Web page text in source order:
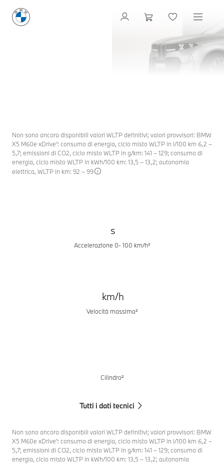
MODELLI
BMW X5 M
Non sono ancora disponibili valori WLTP definitivi; valori provvisori: BMW
X5 M60e xDrive¹: consumo di energia, ciclo misto WLTP in l/100 km 6,2 –
5,7; emissioni di CO2, ciclo misto WLTP in g/km: 141 – 129; consumo di
energia, ciclo misto WLTP in kWh/100 km: 13,5 – 13,2; autonomia
elettrica, WLTP in km: 92 – 99
s
Accelerazione 0- 100 km/h²
km/h
Velocità massima²
Cilindro²
Tutti i dati tecnici
Non sono ancora disponibili valori WLTP definitivi; valori provvisori: BMW
X5 M60e xDrive¹: consumo di energia, ciclo misto WLTP in l/100 km 6,2 –
5,7; emissioni di CO2, ciclo misto WLTP in g/km: 141 – 129; consumo di
energia, ciclo misto WLTP in kWh/100 km: 13,5 – 13,2; autonomia